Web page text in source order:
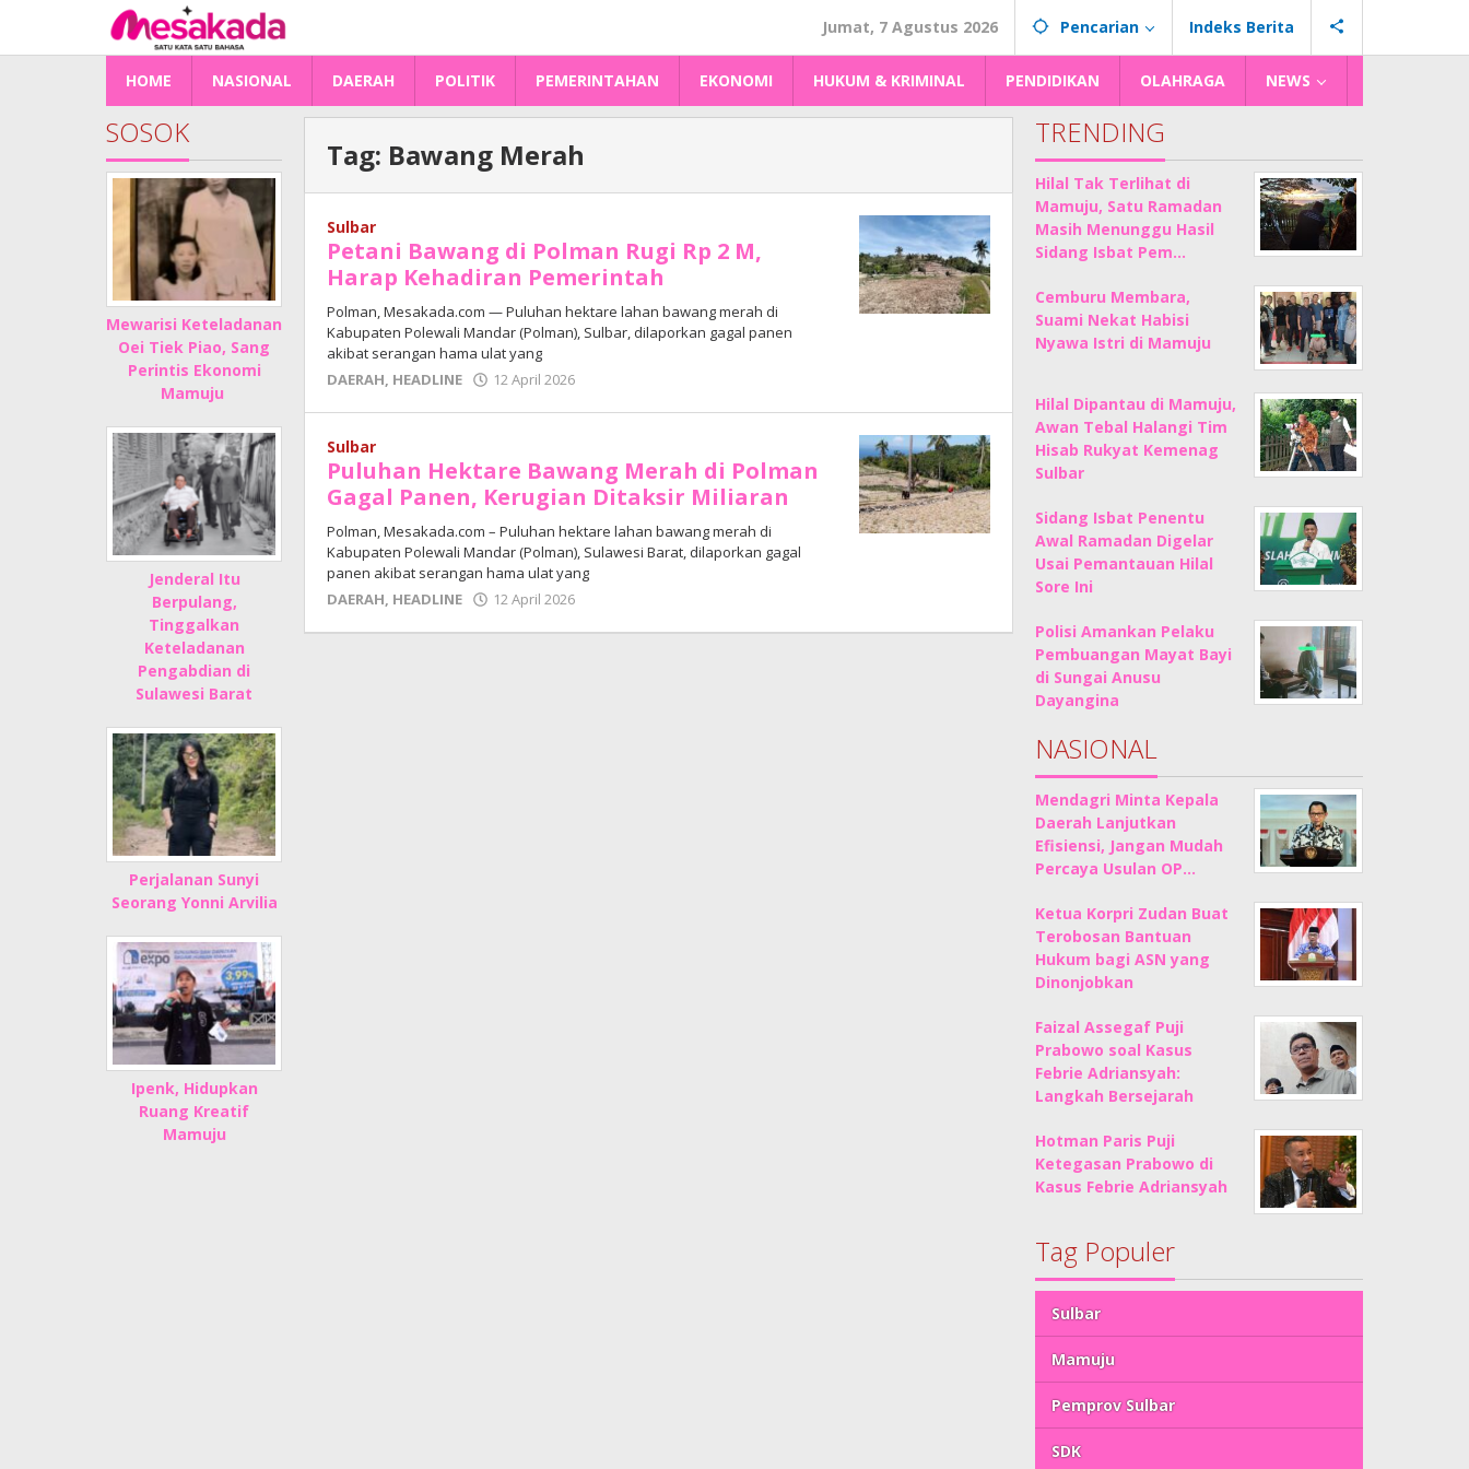
konten
Jumat, 7 Agustus 2026 Pencarian Indeks Berita
HOME NASIONAL DAERAH POLITIK PEMERINTAHAN EKONOMI HUKUM & KRIMINAL PENDIDIKAN OLAHRAGA NEWS
SOSOK
Mewarisi Keteladanan
Oei Tiek Piao, Sang
Perintis Ekonomi
Mamuju
Jenderal Itu
Berpulang,
Tinggalkan
Keteladanan
Pengabdian di
Sulawesi Barat
Perjalanan Sunyi
Seorang Yonni Arvilia
Ipenk, Hidupkan
Ruang Kreatif
Mamuju
Tag: Bawang Merah
Sulbar
Petani Bawang di Polman Rugi Rp 2 M,
Harap Kehadiran Pemerintah
Polman, Mesakada.com — Puluhan hektare lahan bawang merah di
Kabupaten Polewali Mandar (Polman), Sulbar, dilaporkan gagal panen
akibat serangan hama ulat yang
DAERAH, HEADLINE 12 April 2026
Junaedi
Sulbar
Puluhan Hektare Bawang Merah di Polman
Gagal Panen, Kerugian Ditaksir Miliaran
Polman, Mesakada.com – Puluhan hektare lahan bawang merah di
Kabupaten Polewali Mandar (Polman), Sulawesi Barat, dilaporkan gagal
panen akibat serangan hama ulat yang
DAERAH, HEADLINE 12 April 2026
Junaedi
TRENDING
Hilal Tak Terlihat di
Mamuju, Satu Ramadan
Masih Menunggu Hasil
Sidang Isbat Pem…
Cemburu Membara,
Suami Nekat Habisi
Nyawa Istri di Mamuju
Hilal Dipantau di Mamuju,
Awan Tebal Halangi Tim
Hisab Rukyat Kemenag
Sulbar
Sidang Isbat Penentu
Awal Ramadan Digelar
Usai Pemantauan Hilal
Sore Ini
Polisi Amankan Pelaku
Pembuangan Mayat Bayi
di Sungai Anusu
Dayangina
NASIONAL
Mendagri Minta Kepala
Daerah Lanjutkan
Efisiensi, Jangan Mudah
Percaya Usulan OP…
Ketua Korpri Zudan Buat
Terobosan Bantuan
Hukum bagi ASN yang
Dinonjobkan
Faizal Assegaf Puji
Prabowo soal Kasus
Febrie Adriansyah:
Langkah Bersejarah
Hotman Paris Puji
Ketegasan Prabowo di
Kasus Febrie Adriansyah
Tag Populer
Sulbar
Mamuju
Pemprov Sulbar
SDK